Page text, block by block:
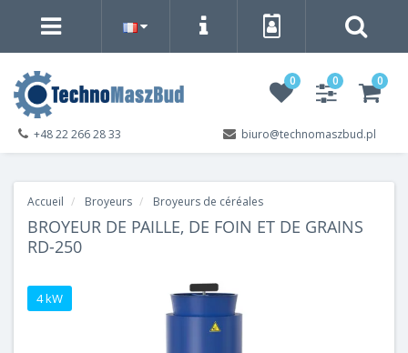
0 0 0
biuro@technomaszbud.pl
+48 22 266 28 33
Accueil Broyeurs Broyeurs de céréales
BROYEUR DE PAILLE, DE FOIN ET DE GRAINS
RD-250
4 kW